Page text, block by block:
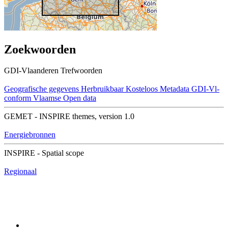
Zoekwoorden
GDI-Vlaanderen Trefwoorden
Geografische gegevens Herbruikbaar Kosteloos Metadata GDI-Vl-
conform Vlaamse Open data
GEMET - INSPIRE themes, version 1.0
Energiebronnen
INSPIRE - Spatial scope
Regionaal